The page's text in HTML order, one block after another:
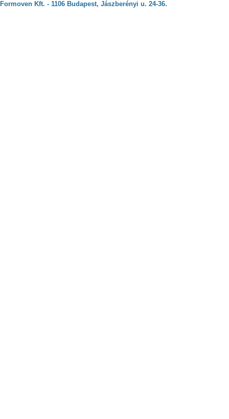
Formoven Kft. - 1106 Budapest, Jászberényi u. 24-36.